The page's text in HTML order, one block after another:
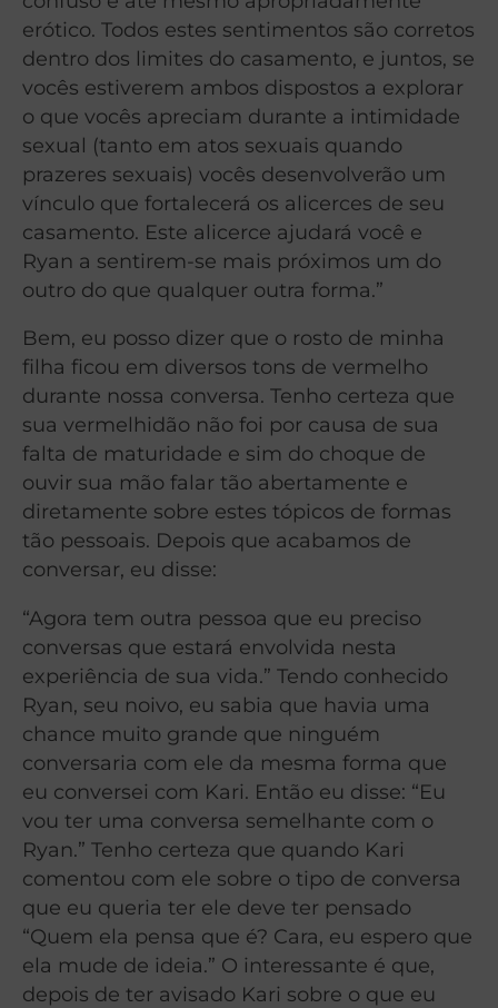
erótico. Todos estes sentimentos são corretos
dentro dos limites do casamento, e juntos, se
vocês estiverem ambos dispostos a explorar
o que vocês apreciam durante a intimidade
sexual (tanto em atos sexuais quando
prazeres sexuais) vocês desenvolverão um
vínculo que fortalecerá os alicerces de seu
casamento. Este alicerce ajudará você e
Ryan a sentirem-se mais próximos um do
outro do que qualquer outra forma.”
Bem, eu posso dizer que o rosto de minha
filha ficou em diversos tons de vermelho
durante nossa conversa. Tenho certeza que
sua vermelhidão não foi por causa de sua
falta de maturidade e sim do choque de
ouvir sua mão falar tão abertamente e
diretamente sobre estes tópicos de formas
tão pessoais. Depois que acabamos de
conversar, eu disse:
“Agora tem outra pessoa que eu preciso
conversas que estará envolvida nesta
experiência de sua vida.” Tendo conhecido
Ryan, seu noivo, eu sabia que havia uma
chance muito grande que ninguém
conversaria com ele da mesma forma que
eu conversei com Kari. Então eu disse: “Eu
vou ter uma conversa semelhante com o
Ryan.” Tenho certeza que quando Kari
comentou com ele sobre o tipo de conversa
que eu queria ter ele deve ter pensado
“Quem ela pensa que é? Cara, eu espero que
ela mude de ideia.” O interessante é que,
depois de ter avisado Kari sobre o que eu